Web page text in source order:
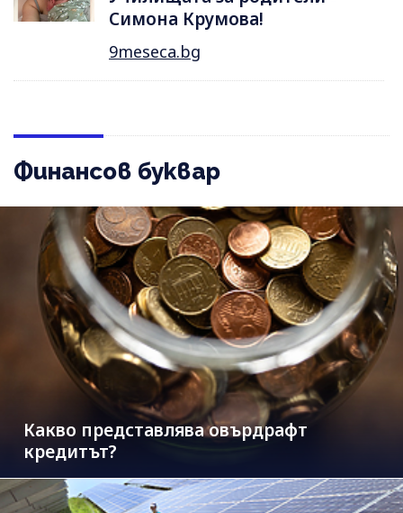
Симона Крумова!
9meseca.bg
Финансов буквар
Какво представлява овърдрафт
кредитът?